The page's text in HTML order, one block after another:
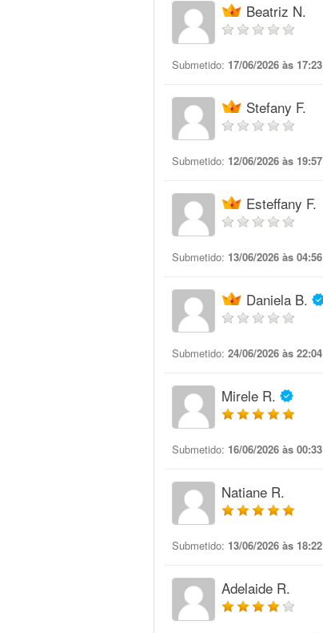
Beatriz N.
Submetido: 17/06/2026 às 17:23
Stefany F.
Submetido: 12/06/2026 às 19:57
Esteffany F.
Submetido: 13/06/2026 às 04:56
Daniela B.
Submetido: 24/06/2026 às 22:04
Mirele R.
Submetido: 16/06/2026 às 00:33
Natiane R.
Submetido: 13/06/2026 às 18:22
Adelaide R.